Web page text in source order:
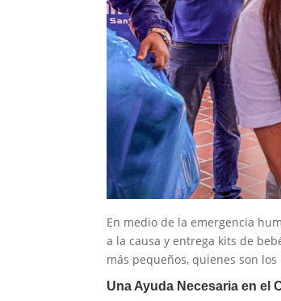
En medio de la emergencia
a la causa y entrega kits de
más pequeños, quienes son
Una Ayuda Necesaria en el